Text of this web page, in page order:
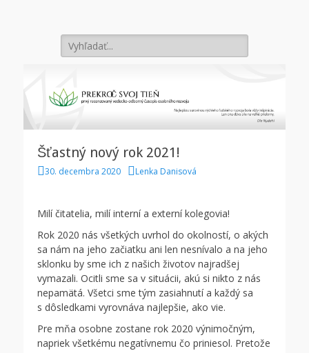
Search
for:
Šťastný nový rok 2021!
P
t
e
d
o
30. decembra 2020
A
o
r
Lenka Danisová
Milí čitatelia, milí interní a externí kolegovia!
Rok 2020 nás všetkých uvrhol do okolností, o akých
sa nám na jeho začiatku ani len nesnívalo a na jeho
sklonku by sme ich z našich životov najradšej
vymazali. Ocitli sme sa v situácii, akú si nikto z nás
nepamätá. Všetci sme tým zasiahnutí a každý sa
s dôsledkami vyrovnáva najlepšie, ako vie.
Pre mňa osobne zostane rok 2020 výnimočným,
napriek všetkému negatívnemu čo priniesol. Pretože